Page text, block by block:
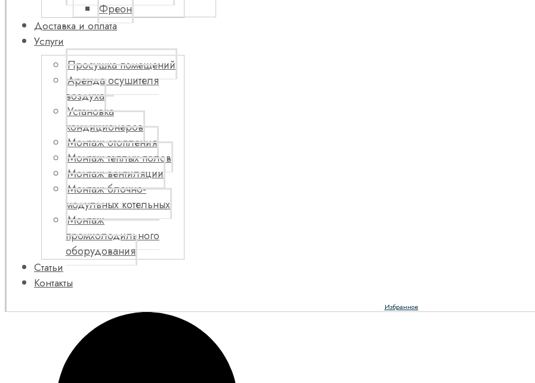
Фреон
Доставка и оплата
Услуги
Просушка помещений
Аренда осушителя
воздуха
Установка
кондиционеров
Монтаж отопления
Монтаж теплых полов
Монтаж вентиляции
Монтаж блочно-
модульных котельных
Монтаж
промхолодильного
оборудования
Статьи
Контакты
Избранное